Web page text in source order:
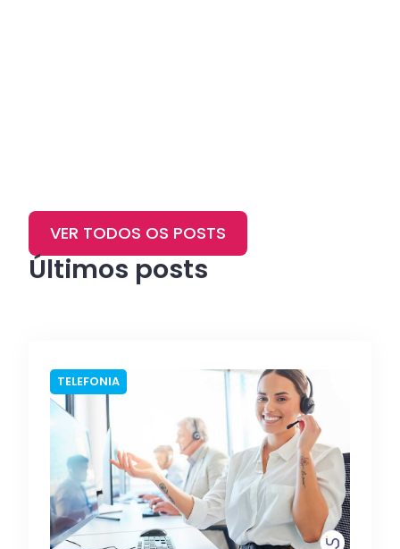
Últimos posts
VER TODOS OS POSTS
TELEFONIA